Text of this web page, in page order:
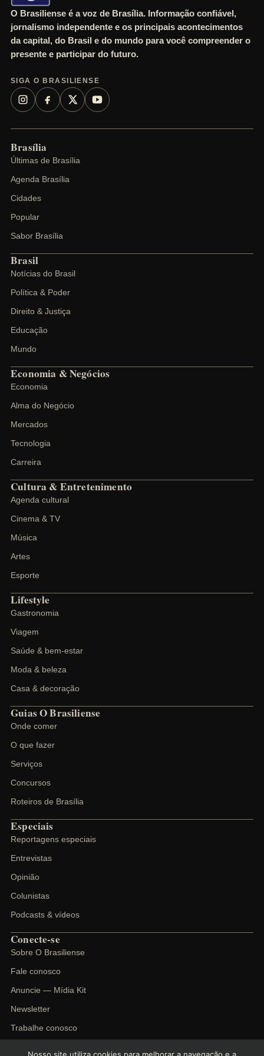
O Brasiliense é a voz de Brasília. Informação confiável,
jornalismo independente e os principais acontecimentos
da capital, do Brasil e do mundo para você compreender o
presente e participar do futuro.
SIGA O BRASILIENSE
Brasília
Últimas de Brasília
Agenda Brasília
Cidades
Popular
Sabor Brasília
Brasil
Notícias do Brasil
Política & Poder
Direito & Justiça
Educação
Mundo
Economia & Negócios
Economia
Alma do Negócio
Mercados
Tecnologia
Carreira
Cultura & Entretenimento
Agenda cultural
Cinema & TV
Música
Artes
Esporte
Lifestyle
Gastronomia
Viagem
Saúde & bem-estar
Moda & beleza
Casa & decoração
Guias O Brasiliense
Onde comer
O que fazer
Serviços
Concursos
Roteiros de Brasília
Especiais
Reportagens especiais
Entrevistas
Opinião
Colunistas
Podcasts & vídeos
Conecte-se
Sobre O Brasiliense
Fale conosco
Anuncie — Mídia Kit
Newsletter
Trabalhe conosco